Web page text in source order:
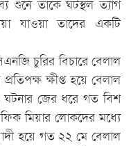
শুনে তাকে ঘটস্থল ত্যাগ
যাওয়া তাদের একটি
চুরির বিচারে বেলাল
ক্ষীপ্ত হয়ে বেলাল
জের ধরে গত বিশ
মিয়ার লোকদের মধ্যে
হয়ে গত ২২ মে বেলাল